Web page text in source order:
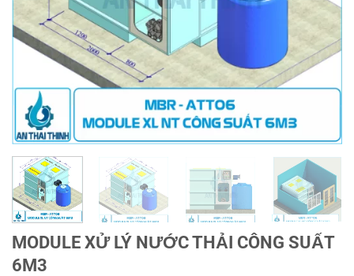
MODULE XỬ LÝ NƯỚC THẢI CÔNG SUẤT
6M3